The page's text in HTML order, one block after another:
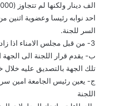
الف دينار ولكنها لم تتجاوز (200000 ) مائتي الف دنيار. وتؤلف اللجنة المالية بقرار من مجلس العمداء من الرئيس او
احد نوابه رئيسا وعضوية اثنين
السر للجنة.
3- من قبل مجلس الامناء اذا زادت قيمة اللوازم او كلفة الاشغال في العطاء (200000 ) مائتي الف دينار.
ب- يقدم قرار اللجنة الى
تلك الجهة بالتصديق عليه خلال
ج- يعين رئيس الجامعة امين
اللجنة